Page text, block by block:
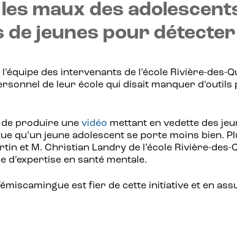
maux des
de jeunes pour
des intervenants de l’école Rivière-
de leur école qui disait manquer
de produire une vidéo mettant en vedette des
qu’un jeune adolescent se porte moins bien.
et M. Christian Landry de l’école Rivière-des-
d’expertise en santé mentale.
est fier de cette initiative et en